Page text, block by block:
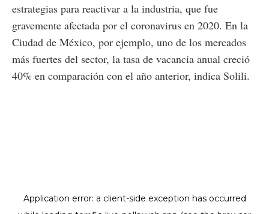
estrategias para reactivar a la industria, que fue
gravemente afectada por el coronavirus en 2020. En la
Ciudad de México, por ejemplo, uno de los mercados
más fuertes del sector, la tasa de vacancia anual creció
40% en comparación con el año anterior, indica Solili.